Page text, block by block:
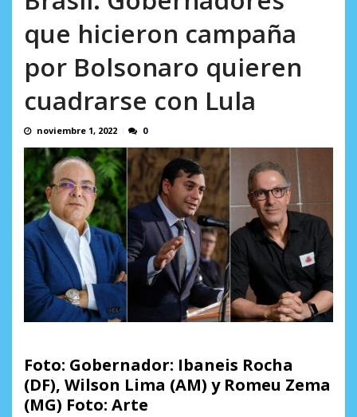
que hicieron campaña
por Bolsonaro quieren
cuadrarse con Lula
noviembre 1, 2022 0
Foto: Gobernador: Ibaneis Rocha
(DF), Wilson Lima (AM) y Romeu Zema
(MG) Foto: Arte